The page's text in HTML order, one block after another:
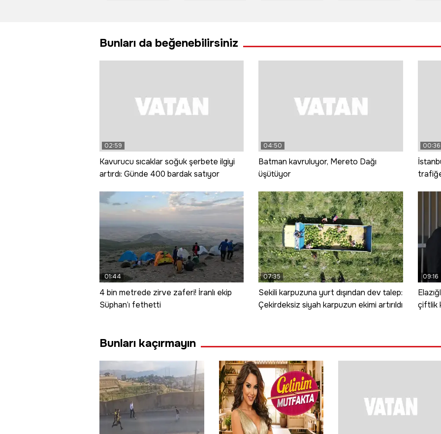
sesi
sayesinde
kurtarıldı
oyununa
katıldı
Bunları da beğenebilirsiniz
02:59
Kavurucu sıcaklar soğuk şerbete ilgiyi
artırdı: Günde 400 bardak satıyor
04:50
Batman kavruluyor, Mereto Dağı
üşütüyor
00:36
01:44
4 bin metrede zirve zaferi! İranlı ekip
Süphan’ı fethetti
07:35
Sekili karpuzuna yurt dışından dev talep:
Çekirdeksiz siyah karpuzun ekimi artırıldı
09:16
çiftlik
Bunları kaçırmayın